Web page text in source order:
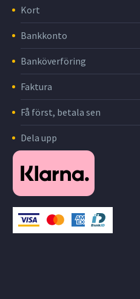
Kort
Bankkonto
Banköverföring
Faktura
Få först, betala sen
Dela upp